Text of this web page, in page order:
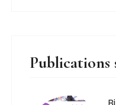
Publications